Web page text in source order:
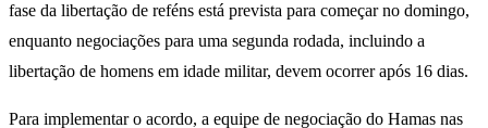
fase da libertação de reféns está prevista para começar no domingo,
enquanto negociações para uma segunda rodada, incluindo a
libertação de homens em idade militar, devem ocorrer após 16 dias.
Para implementar o acordo, a equipe de negociação do Hamas nas